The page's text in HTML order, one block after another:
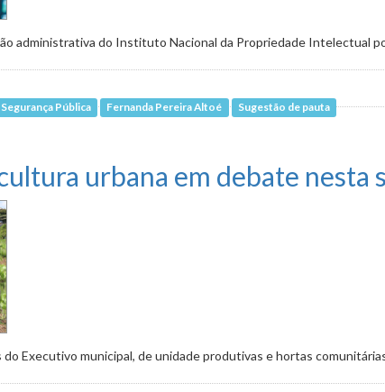
administrativa do Instituto Nacional da Propriedade Intelectual
Pública Fernanda Pereira Altoé Sugestão de pauta
urbana em debate nesta
Executivo municipal, de unidade produtivas e hortas